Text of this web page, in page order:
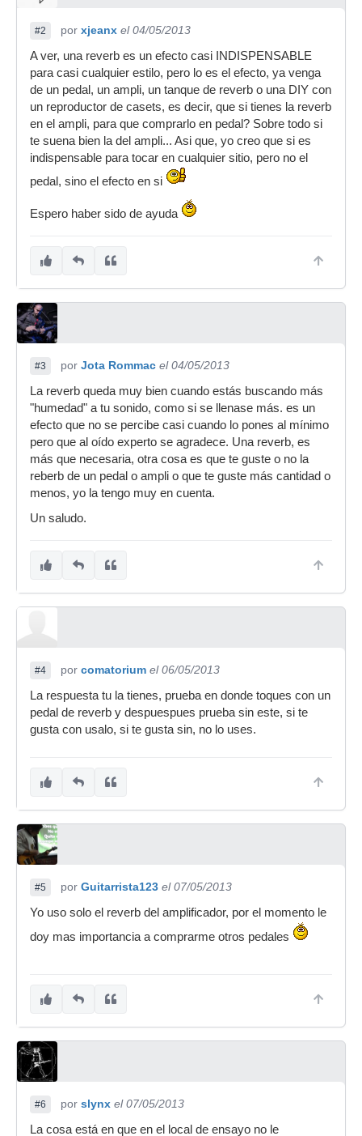
#2 por xjeanx el 04/05/2013
A ver, una reverb es un efecto casi INDISPENSABLE
para casi cualquier estilo, pero lo es el efecto, ya venga
de un pedal, un ampli, un tanque de reverb o una DIY con
un reproductor de casets, es decir, que si tienes la reverb
en el ampli, para que comprarlo en pedal? Sobre todo si
te suena bien la del ampli... Asi que, yo creo que si es
indispensable para tocar en cualquier sitio, pero no el
pedal, sino el efecto en si
Espero haber sido de ayuda
#3 por Jota Rommac el 04/05/2013
La reverb queda muy bien cuando estás buscando más
"humedad" a tu sonido, como si se llenase más. es un
efecto que no se percibe casi cuando lo pones al mínimo
pero que al oído experto se agradece. Una reverb, es
más que necesaria, otra cosa es que te guste o no la
reberb de un pedal o ampli o que te guste más cantidad o
menos, yo la tengo muy en cuenta.
Un saludo.
#4 por comatorium el 06/05/2013
La respuesta tu la tienes, prueba en donde toques con un
pedal de reverb y despuespues prueba sin este, si te
gusta con usalo, si te gusta sin, no lo uses.
#5 por Guitarrista123 el 07/05/2013
Yo uso solo el reverb del amplificador, por el momento le
doy mas importancia a comprarme otros pedales
#6 por slynx el 07/05/2013
La cosa está en que en el local de ensayo no le